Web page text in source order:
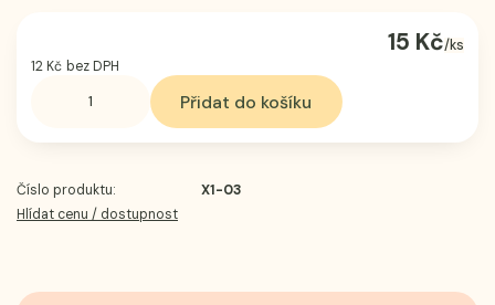
15 Kč/ks
12 Kč bez DPH
Přidat do košíku
Číslo produktu:
X1-03
Hlídat cenu / dostupnost